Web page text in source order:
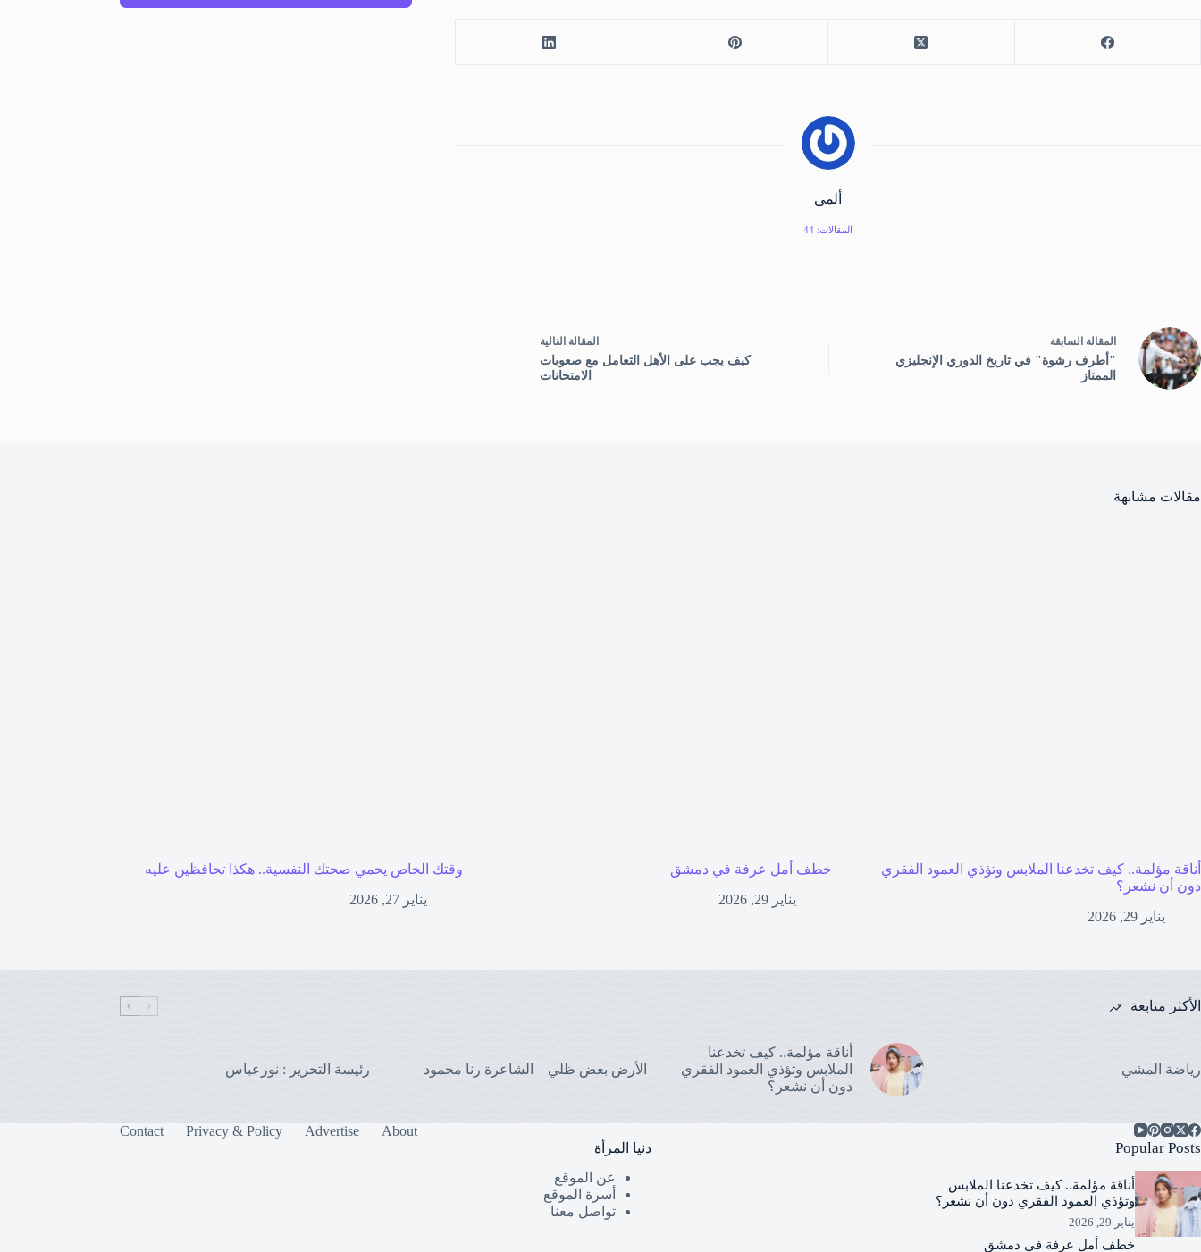
ألمى
المقالات: 44
المقالة السابقة
"أطرف رشوة" في تاريخ الدوري الإنجليزي
الممتاز
المقالة التالية
كيف يجب على الأهل التعامل مع صعوبات
الامتحانات
مقالات مشابهة
أناقة مؤلمة.. كيف تخدعنا الملابس وتؤذي العمود الفقري
دون أن نشعر؟
يناير 29, 2026
خطف أمل عرفة في دمشق
يناير 29, 2026
وقتك الخاص يحمي صحتك النفسية.. هكذا تحافظين عليه
يناير 27, 2026
الأكثر متابعة
رياضة المشي
أناقة مؤلمة.. كيف تخدعنا
الملابس وتؤذي العمود الفقري
دون أن نشعر؟
الأرض بعض ظلي – الشاعرة رنا محمود رئيسة التحرير : نورعباس
About
Advertise
Privacy & Policy
Contact
Popular Posts
أناقة مؤلمة.. كيف تخدعنا الملابس
وتؤذي العمود الفقري دون أن نشعر؟
يناير 29, 2026
خطف أمل عرفة في دمشق
دنيا المرأة
عن الموقع
أسرة الموقع
تواصل معنا